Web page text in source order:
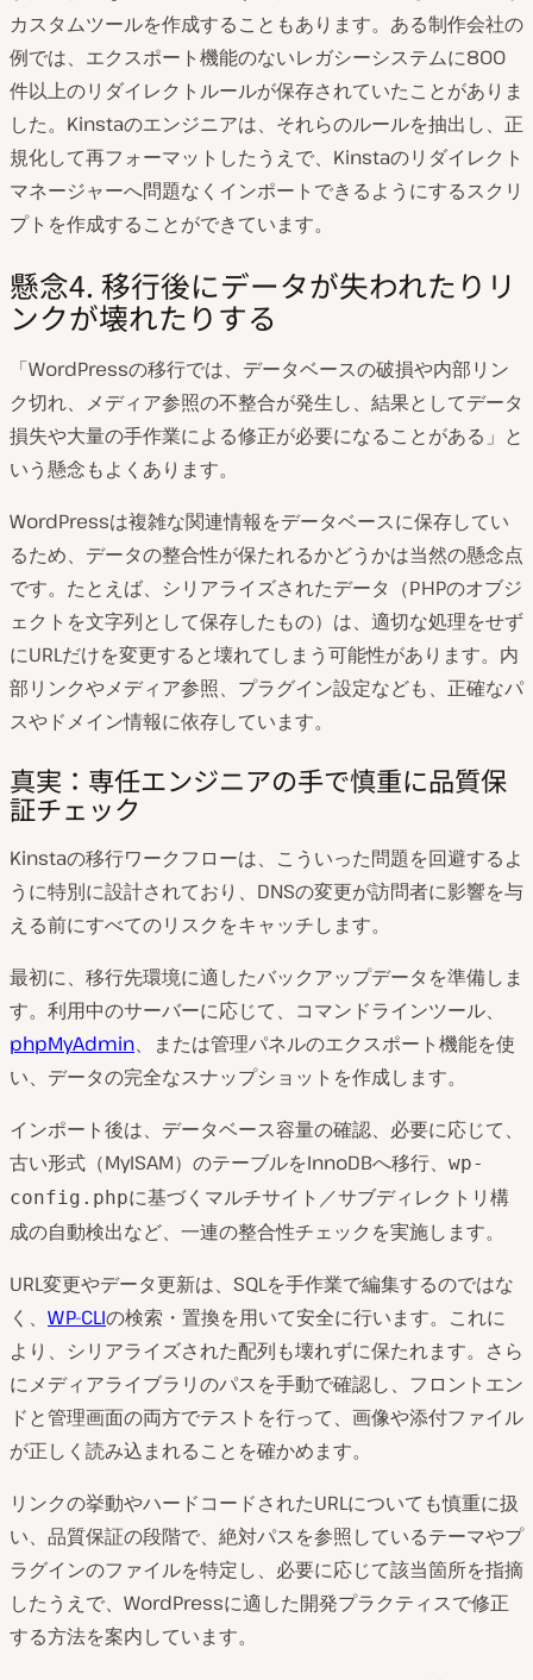
カスタムツールを作成することもあります。ある制作会社の
例では、エクスポート機能のないレガシーシステムに800
件以上のリダイレクトルールが保存されていたことがありま
した。Kinstaのエンジニアは、それらのルールを抽出し、正
規化して再フォーマットしたうえで、Kinstaのリダイレクト
マネージャーへ問題なくインポートできるようにするスクリ
プトを作成することができています。
懸念4. 移行後にデータが失われたりリ
ンクが壊れたりする
「WordPressの移行では、データベースの破損や内部リン
ク切れ、メディア参照の不整合が発生し、結果としてデータ
損失や大量の手作業による修正が必要になることがある」と
いう懸念もよくあります。
WordPressは複雑な関連情報をデータベースに保存してい
るため、データの整合性が保たれるかどうかは当然の懸念点
です。たとえば、シリアライズされたデータ（PHPのオブジ
ェクトを文字列として保存したもの）は、適切な処理をせず
にURLだけを変更すると壊れてしまう可能性があります。内
部リンクやメディア参照、プラグイン設定なども、正確なパ
スやドメイン情報に依存しています。
真実：専任エンジニアの手で慎重に品質保
証チェック
Kinstaの移行ワークフローは、こういった問題を回避するよ
うに特別に設計されており、DNSの変更が訪問者に影響を与
える前にすべてのリスクをキャッチします。
最初に、移行先環境に適したバックアップデータを準備しま
す。利用中のサーバーに応じて、コマンドラインツール、
phpMyAdmin、または管理パネルのエクスポート機能を使
い、データの完全なスナップショットを作成します。
インポート後は、データベース容量の確認、必要に応じて、
古い形式（MyISAM）のテーブルをInnoDBへ移行、 wp-
config.phpに基づくマルチサイト／サブディレクトリ構
成の自動検出など、一連の整合性チェックを実施します。
URL変更やデータ更新は、SQLを手作業で編集するのではな
く、 WP-CLIの検索・置換を用いて安全に行います。これに
より、シリアライズされた配列も壊れずに保たれます。さら
にメディアライブラリのパスを手動で確認し、フロントエン
ドと管理画面の両方でテストを行って、画像や添付ファイル
が正しく読み込まれることを確かめます。
リンクの挙動やハードコードされたURLについても慎重に扱
い、品質保証の段階で、絶対パスを参照しているテーマやプ
ラグインのファイルを特定し、必要に応じて該当箇所を指摘
したうえで、WordPressに適した開発プラクティスで修正
する方法を案内しています。